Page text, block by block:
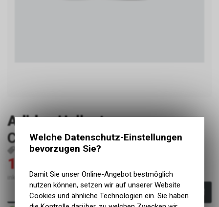
Adidas Hellcat,
Cblack/red/ftwwht, 44 2/3
P38231 4067898249085
126.00
inkl. MwSt., zzgl. Versandkosten
In den Warenkorb
Welche Datenschutz-Einstellungen
bevorzugen Sie?
Damit Sie unser Online-Angebot bestmöglich
nutzen können, setzen wir auf unserer Website
Cookies und ähnliche Technologien ein. Sie haben